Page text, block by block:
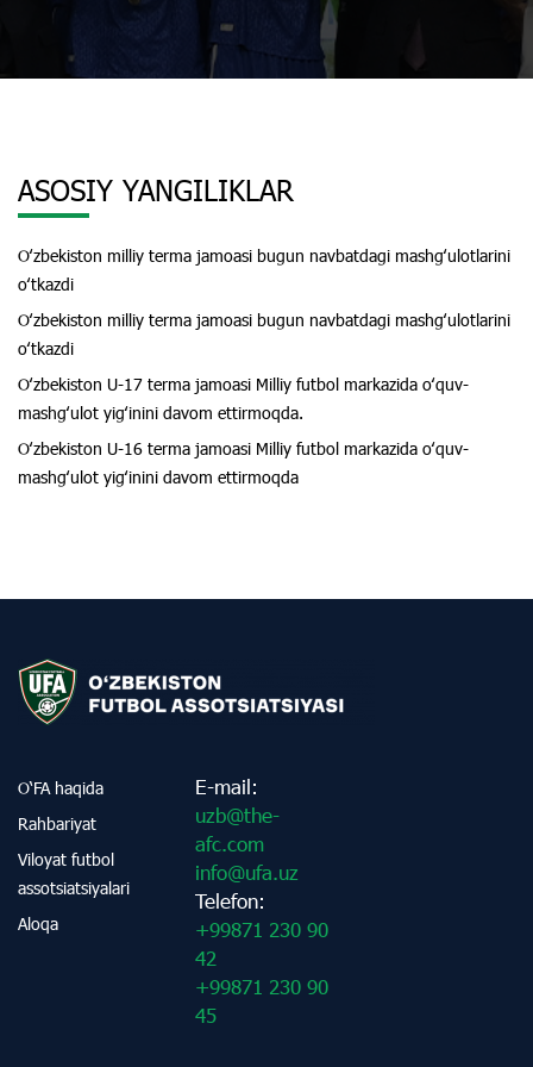
ASOSIY YANGILIKLAR
Oʻzbekiston milliy terma jamoasi bugun navbatdagi mashgʻulotlarini
oʻtkazdi
Oʻzbekiston milliy terma jamoasi bugun navbatdagi mashgʻulotlarini
oʻtkazdi
Oʻzbekiston U-17 terma jamoasi Milliy futbol markazida oʻquv-
mashgʻulot yigʻinini davom ettirmoqda.
Oʻzbekiston U-16 terma jamoasi Milliy futbol markazida oʻquv-
mashgʻulot yigʻinini davom ettirmoqda
O‘FA haqida
Rahbariyat
Viloyat futbol
assotsiatsiyalari
Aloqa
E-mail:
uzb@the-
afc.com
info@ufa.uz
Telefon:
+99871 230 90
42
+99871 230 90
45